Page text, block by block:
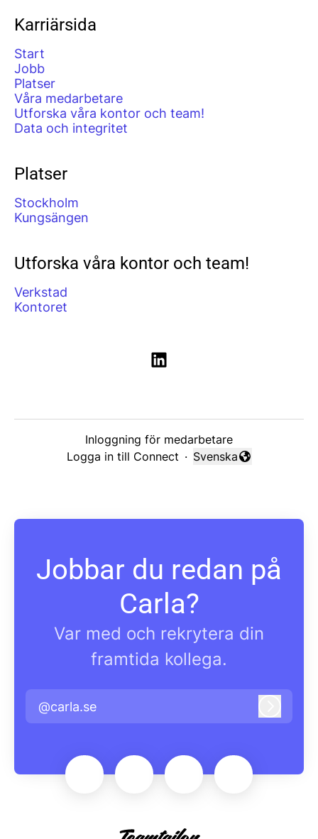
Karriärsida
Start
Jobb
Platser
Våra medarbetare
Utforska våra kontor och team!
Data och integritet
Platser
Stockholm
Kungsängen
Utforska våra kontor och team!
Verkstad
Kontoret
Inloggning för medarbetare
Logga in till Connect ·
Byt språk
Svenska
Jobbar du redan på
Carla?
Var med och rekrytera din
framtida kollega.
@carla.se